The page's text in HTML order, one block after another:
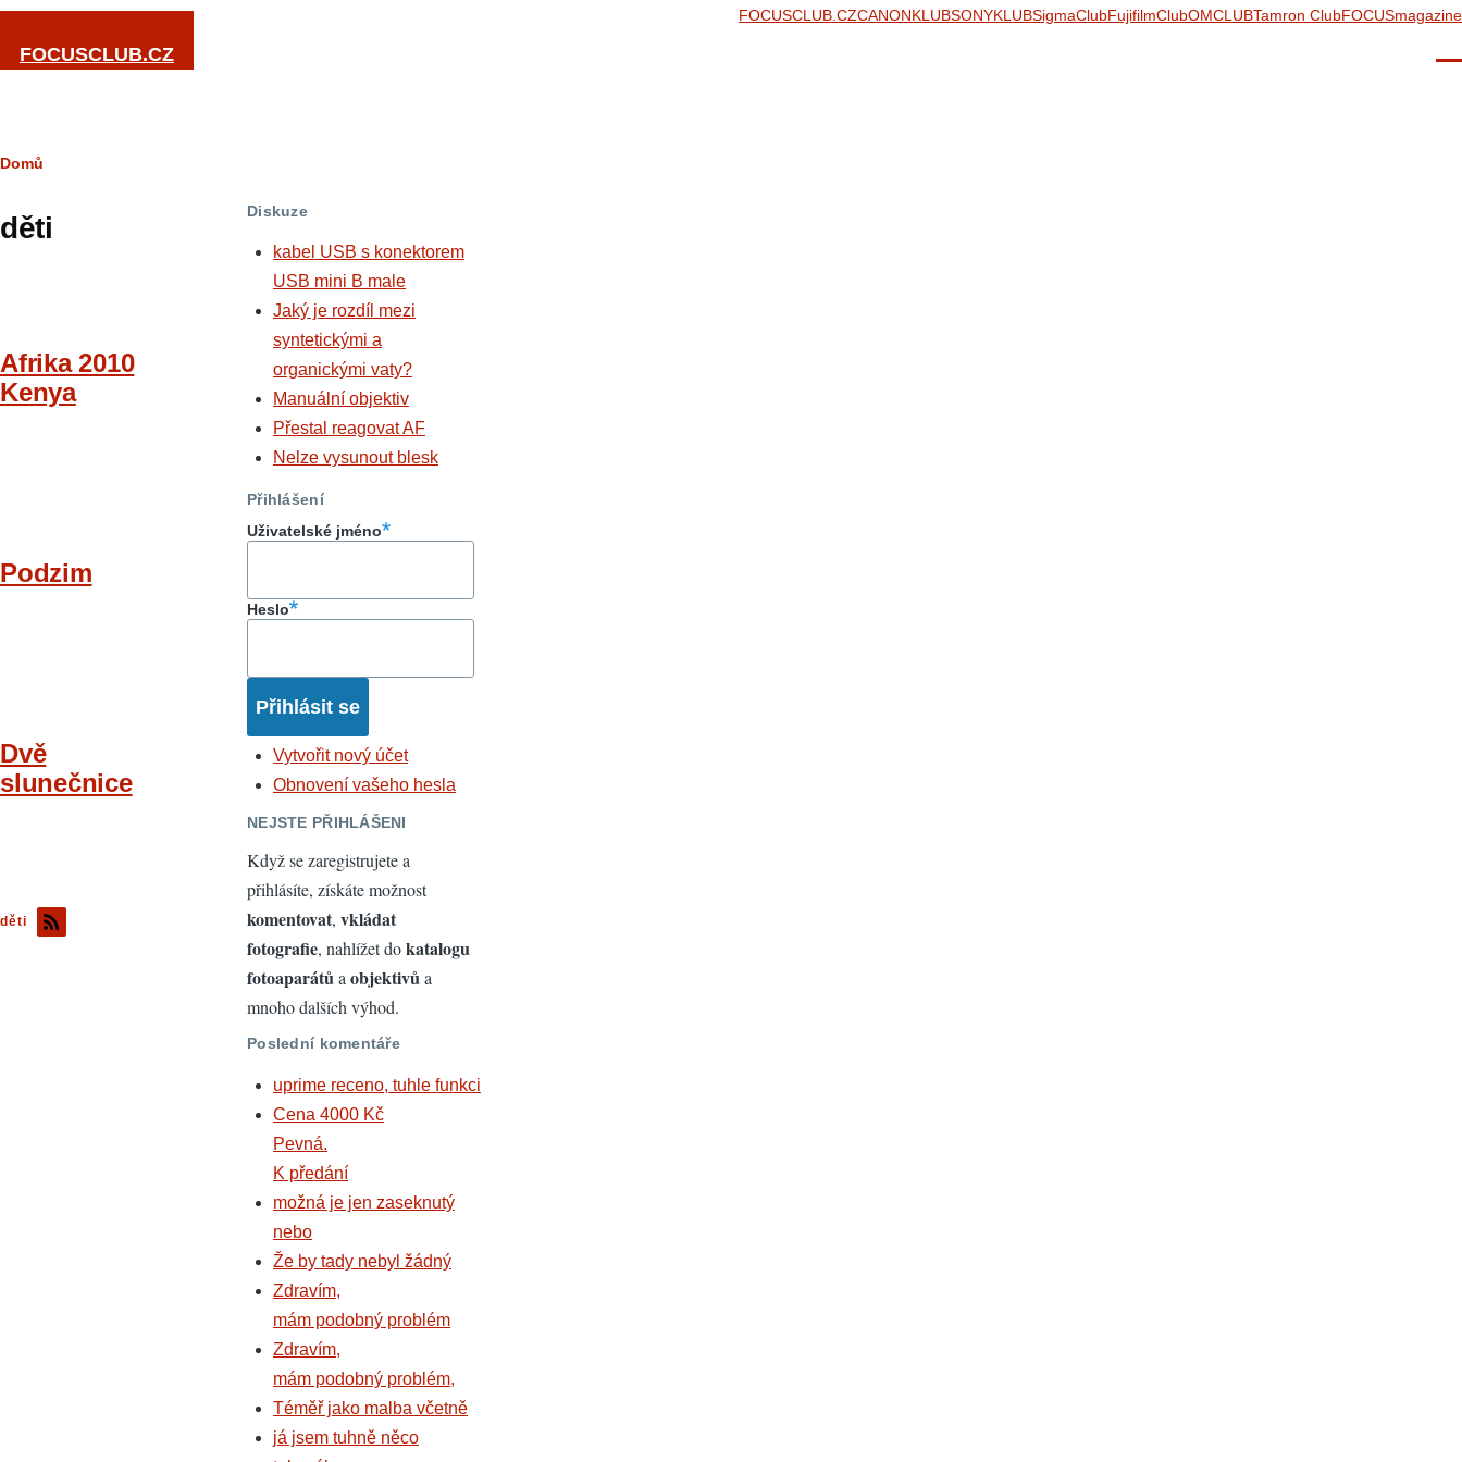
Přejít k hlavnímu obsahu
FOCUSCLUB.CZ
FOCUSCLUB.CZCANONKLUBSONYKLUBSigmaClubFujifilmClubOMCLUBTamron ClubFOCUSmagazine
Drobečková
navigace
Domů
děti
Afrika 2010
Kenya
Podzim
Dvě
slunečnice
děti
Diskuze
kabel USB s konektorem
USB mini B male
Jaký je rozdíl mezi
syntetickými a
organickými vaty?
Manuální objektiv
Přestal reagovat AF
Nelze vysunout blesk
Přihlášení
Uživatelské jméno
Heslo
Vytvořit nový účet
Obnovení vašeho hesla
NEJSTE PŘIHLÁŠENI
Když se zaregistrujete a
přihlásíte, získáte možnost
komentovat, vkládat
fotografie, nahlížet dokatalogu
fotoaparátůa objektivůa
mnoho dalších výhod.
Poslední komentáře
uprime receno, tuhle funkci
Cena 4000 Kč
Pevná.
K předání
možná je jen zaseknutý
nebo
Že by tady nebyl žádný
Zdravím,
mám podobný problém
Zdravím,
mám podobný problém,
Téměř jako malba včetně
já jsem tuhně něco